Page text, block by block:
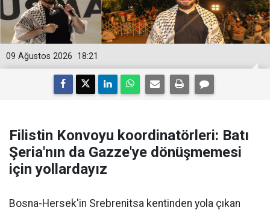
18:21
09 Ağustos 2026
Filistin Konvoyu koordinatörleri: Batı
Şeria'nın da Gazze'ye dönüşmemesi
için yollardayız
Bosna-Hersek'in Srebrenitsa kentinden yola çıkan